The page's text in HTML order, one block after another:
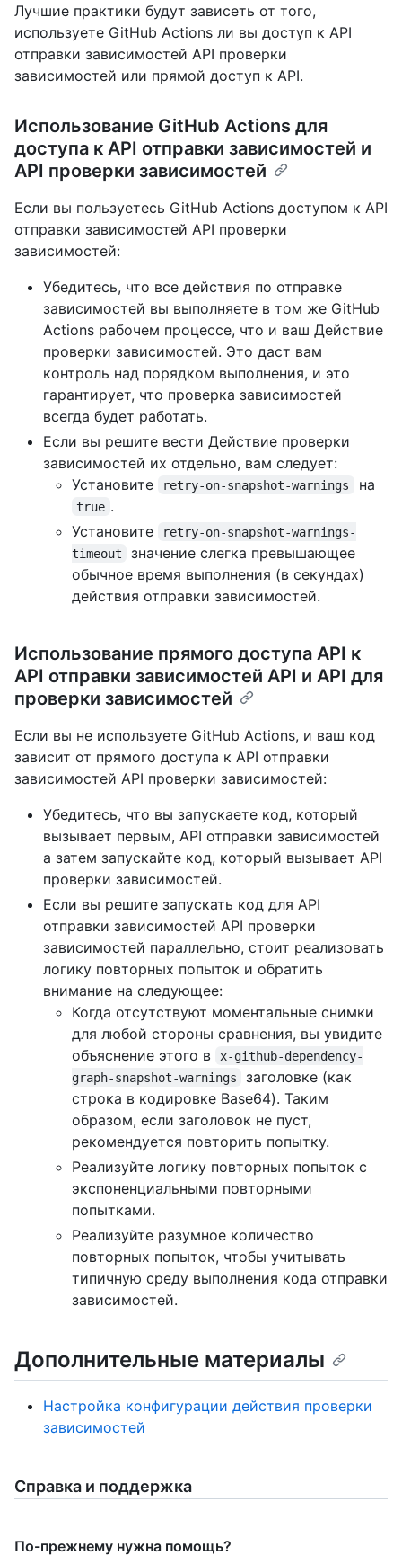
Лучшие практики будут зависеть от того,
используете GitHub Actions ли вы доступ к API
отправки зависимостей API проверки
зависимостей или прямой доступ к API.
Использование GitHub Actions для
доступа к API отправки зависимостей и
API проверки зависимостей
Если вы пользуетесь GitHub Actions доступом к API
отправки зависимостей API проверки
зависимостей:
Убедитесь, что все действия по отправке
зависимостей вы выполняете в том же GitHub
Actions рабочем процессе, что и ваш Действие
проверки зависимостей. Это даст вам
контроль над порядком выполнения, и это
гарантирует, что проверка зависимостей
всегда будет работать.
Если вы решите вести Действие проверки
зависимостей их отдельно, вам следует:
Установите
retry-on-snapshot-warnings на
true .
Установите
retry-on-snapshot-warnings-
timeout
значение слегка превышающее
обычное время выполнения (в секундах)
действия отправки зависимостей.
Использование прямого доступа API к
API отправки зависимостей API и API для
проверки зависимостей
Если вы не используете GitHub Actions, и ваш код
зависит от прямого доступа к API отправки
зависимостей API проверки зависимостей:
Убедитесь, что вы запускаете код, который
вызывает первым, API отправки зависимостей
а затем запускайте код, который вызывает API
проверки зависимостей.
Если вы решите запускать код для API
отправки зависимостей API проверки
зависимостей параллельно, стоит реализовать
логику повторных попыток и обратить
внимание на следующее:
Когда отсутствуют моментальные снимки
для любой стороны сравнения, вы увидите
объяснение этого в
x-github-dependency-
graph-snapshot-warnings
заголовке (как
строка в кодировке Base64). Таким
образом, если заголовок не пуст,
рекомендуется повторить попытку.
Реализуйте логику повторных попыток с
экспоненциальными повторными
попытками.
Реализуйте разумное количество
повторных попыток, чтобы учитывать
типичную среду выполнения кода отправки
зависимостей.
Дополнительные материалы
Настройка конфигурации действия проверки
зависимостей
Справка и поддержка
По-прежнему нужна помощь?